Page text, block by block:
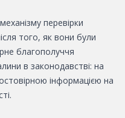
перевірки
того, як вони були
благополуччя
в законодавстві: на
інформацією на